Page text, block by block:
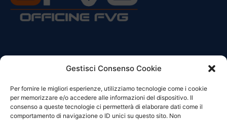
Gestisci Consenso Cookie
Per fornire le migliori esperienze, utilizziamo tecnologie come i cookie
per memorizzare e/o accedere alle informazioni del dispositivo. Il
consenso a queste tecnologie ci permetterà di elaborare dati come il
comportamento di navigazione o ID unici su questo sito. Non
Sede Legale:
Via Principe Di Udine 144
33030 Campoformido (Ud)